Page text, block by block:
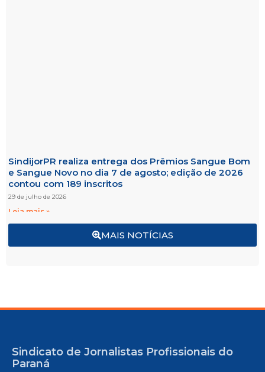
MAIS NOTÍCIAS
SindijorPR realiza entrega dos Prêmios Sangue Bom
e Sangue Novo no dia 7 de agosto; edição de 2026
contou com 189 inscritos
29 de julho de 2026
Leia mais »
Sindicato de Jornalistas Profissionais do
Paraná